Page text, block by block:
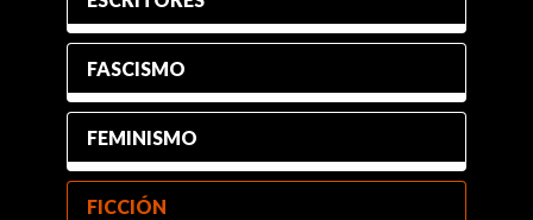
FASCISMO
FEMINISMO
FICCIÓN